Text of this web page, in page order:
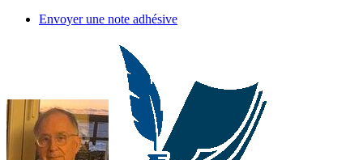
Envoyer une note adhésive